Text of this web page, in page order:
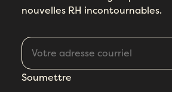
nouvelles RH incontournables.
Soumettre